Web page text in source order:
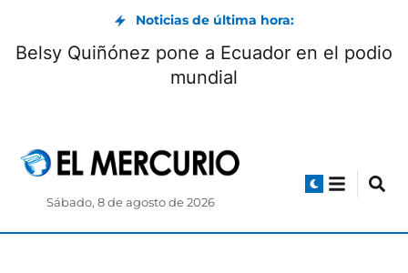
Noticias de última hora:
Belsy Quiñónez pone a Ecuador en el podio
mundial
Sábado, 8 de agosto de 2026